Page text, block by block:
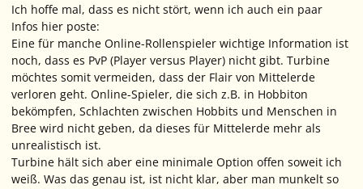
Ich hoffe mal, dass es nicht stört, wenn ich auch ein paar
Infos hier poste:
Eine für manche Online-Rollenspieler wichtige Information ist
noch, dass es PvP (Player versus Player) nicht gibt. Turbine
möchtes somit vermeiden, dass der Flair von Mittelerde
verloren geht. Online-Spieler, die sich z.B. in Hobbiton
bekömpfen, Schlachten zwischen Hobbits und Menschen in
Bree wird nicht geben, da dieses für Mittelerde mehr als
unrealistisch ist.
Turbine hält sich aber eine minimale Option offen soweit ich
weiß. Was das genau ist, ist nicht klar, aber man munkelt so